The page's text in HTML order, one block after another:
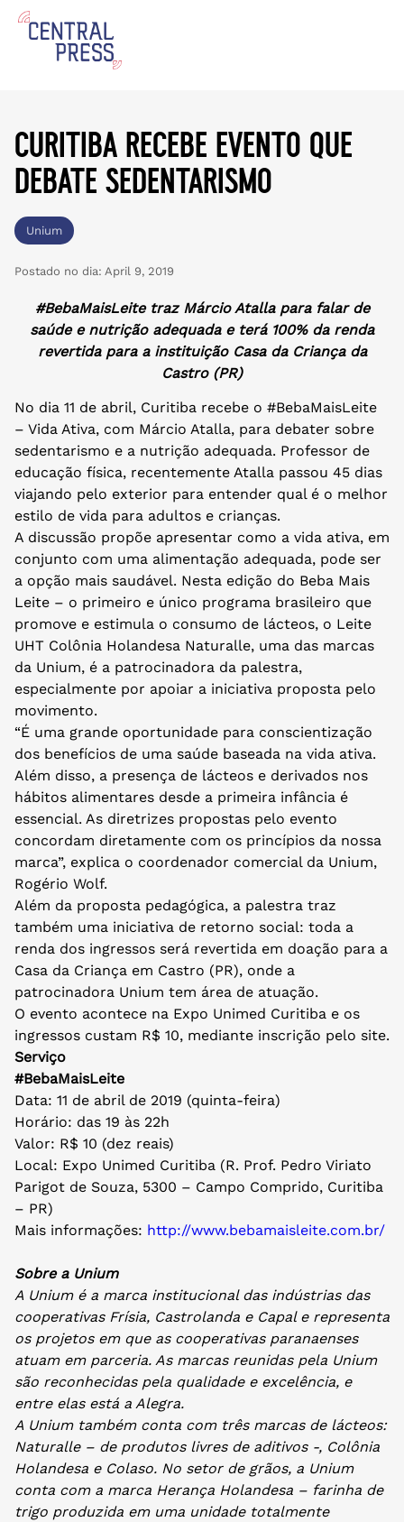
curitiba recebe evento que
debate sedentarismo
Unium
Postado no dia: April 9, 2019
#BebaMaisLeite traz Márcio Atalla para falar de
saúde e nutrição adequada e terá 100% da renda
revertida para a instituição Casa da Criança da
Castro (PR)
No dia 11 de abril, Curitiba recebe o #BebaMaisLeite
– Vida Ativa, com Márcio Atalla, para debater sobre
sedentarismo e a nutrição adequada. Professor de
educação física, recentemente Atalla passou 45 dias
viajando pelo exterior para entender qual é o melhor
estilo de vida para adultos e crianças.
A discussão propõe apresentar como a vida ativa, em
conjunto com uma alimentação adequada, pode ser
a opção mais saudável. Nesta edição do Beba Mais
Leite – o primeiro e único programa brasileiro que
promove e estimula o consumo de lácteos, o Leite
UHT Colônia Holandesa Naturalle, uma das marcas
da Unium, é a patrocinadora da palestra,
especialmente por apoiar a iniciativa proposta pelo
movimento.
“É uma grande oportunidade para conscientização
dos benefícios de uma saúde baseada na vida ativa.
Além disso, a presença de lácteos e derivados nos
hábitos alimentares desde a primeira infância é
essencial. As diretrizes propostas pelo evento
concordam diretamente com os princípios da nossa
marca”, explica o coordenador comercial da Unium,
Rogério Wolf.
Além da proposta pedagógica, a palestra traz
também uma iniciativa de retorno social: toda a
renda dos ingressos será revertida em doação para a
Casa da Criança em Castro (PR), onde a
patrocinadora Unium tem área de atuação.
O evento acontece na Expo Unimed Curitiba e os
ingressos custam R$ 10, mediante inscrição pelo site.
Serviço
#BebaMaisLeite
Data: 11 de abril de 2019 (quinta-feira)
Horário: das 19 às 22h
Valor: R$ 10 (dez reais)
Local: Expo Unimed Curitiba (R. Prof. Pedro Viriato
Parigot de Souza, 5300 – Campo Comprido, Curitiba
– PR)
Mais informações: http://www.bebamaisleite.com.br/
Sobre a Unium
A Unium é a marca institucional das indústrias das
cooperativas Frísia, Castrolanda e Capal e representa
os projetos em que as cooperativas paranaenses
atuam em parceria. As marcas reunidas pela Unium
são reconhecidas pela qualidade e excelência, e
entre elas está a Alegra.
A Unium também conta com três marcas de lácteos:
Naturalle – de produtos livres de aditivos -, Colônia
Holandesa e Colaso. No setor de grãos, a Unium
conta com a marca Herança Holandesa – farinha de
trigo produzida em uma unidade totalmente